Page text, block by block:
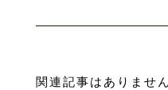
関連記事はありません